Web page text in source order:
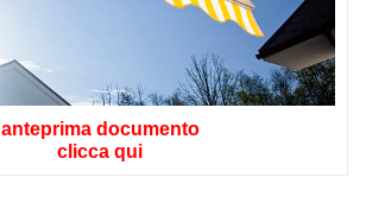
anteprima documento
clicca qui